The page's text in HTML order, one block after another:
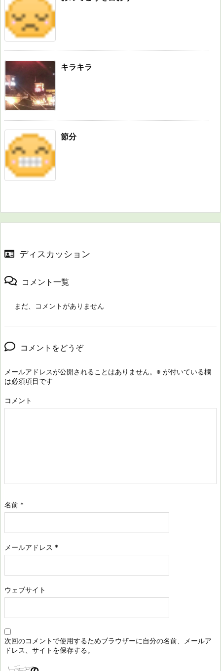
キラキラ
節分
ディスカッション
コメント一覧
まだ、コメントがありません
コメントをどうぞ
メールアドレスが公開されることはありません。 ※ が付いている欄
は必須項目です
コメント
名前 *
メールアドレス *
ウェブサイト
次回のコメントで使用するためブラウザーに自分の名前、メールア
ドレス、サイトを保存する。